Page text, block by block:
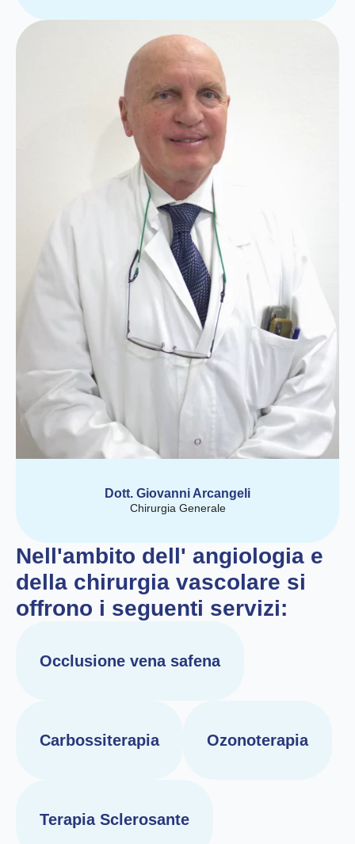
Dott. Giovanni Arcangeli
Chirurgia Generale
Nell'ambito dell' angiologia e
della chirurgia vascolare si
offrono i seguenti servizi:
Occlusione vena safena
Carbossiterapia Ozonoterapia
Terapia Sclerosante